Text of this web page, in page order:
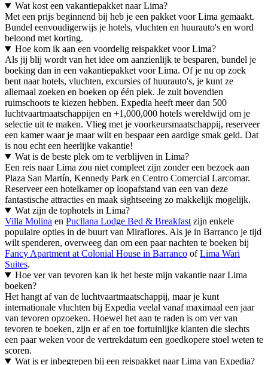
Wat kost een vakantiepakket naar Lima?
Met een prijs beginnend bij heb je een pakket voor Lima gemaakt.
Bundel eenvoudigerwijs je hotels, vluchten en huurauto's en word
beloond met korting.
Hoe kom ik aan een voordelig reispakket voor Lima?
Als jij blij wordt van het idee om aanzienlijk te besparen, bundel je
boeking dan in een vakantiepakket voor Lima. Of je nu op zoek
bent naar hotels, vluchten, excursies of huurauto's, je kunt ze
allemaal zoeken en boeken op één plek. Je zult bovendien
ruimschoots te kiezen hebben. Expedia heeft meer dan 500
luchtvaartmaatschappijen en +1,000,000 hotels wereldwijd om je
selectie uit te maken. Vlieg met je voorkeursmaatschappij, reserveer
een kamer waar je maar wilt en bespaar een aardige smak geld. Dat
is nou echt een heerlijke vakantie!
Wat is de beste plek om te verblijven in Lima?
Een reis naar Lima zou niet compleet zijn zonder een bezoek aan
Plaza San Martín, Kennedy Park en Centro Comercial Larcomar.
Reserveer een hotelkamer op loopafstand van een van deze
fantastische attracties en maak sightseeing zo makkelijk mogelijk.
Wat zijn de tophotels in Lima?
Villa Molina en Pucllana Lodge Bed & Breakfast zijn enkele
populaire opties in de buurt van Miraflores. Als je in Barranco je tijd
wilt spenderen, overweeg dan om een paar nachten te boeken bij
Fancy Apartment at Colonial House in Barranco ofLima Wari
Suites.
Hoe ver van tevoren kan ik het beste mijn vakantie naar Lima
boeken?
Het hangt af van de luchtvaartmaatschappij, maar je kunt
internationale vluchten bij Expedia veelal vanaf maximaal een jaar
van tevoren opzoeken. Hoewel het aan te raden is om ver van
tevoren te boeken, zijn er af en toe fortuinlijke klanten die slechts
een paar weken voor de vertrekdatum een goedkopere stoel weten te
scoren.
Wat is er inbegrepen bij een reispakket naar Lima van Expedia?